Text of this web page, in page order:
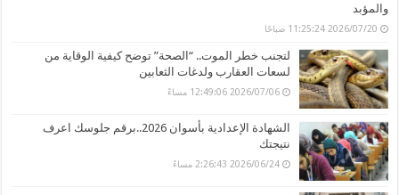
والمؤبد
2026/07/20 11:25:24 صباحًا
لتجنب خطر الموت.. “الصحة” توضح كيفية الوقاية من
لسعات العقارب ولدغات الثعابين
2026/07/06 12:49:06 مساءً
الشهادة الإعدادية بأسوان 2026..برقم جلوسك اعرف
نتيجتك
2026/06/24 2:26:43 مساءً